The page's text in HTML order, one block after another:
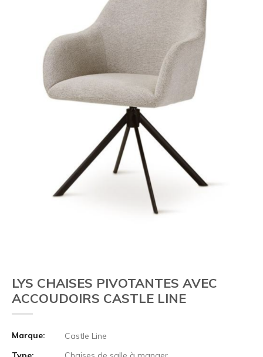
LYS CHAISES PIVOTANTES AVEC
ACCOUDOIRS CASTLE LINE
Marque:
Castle Line